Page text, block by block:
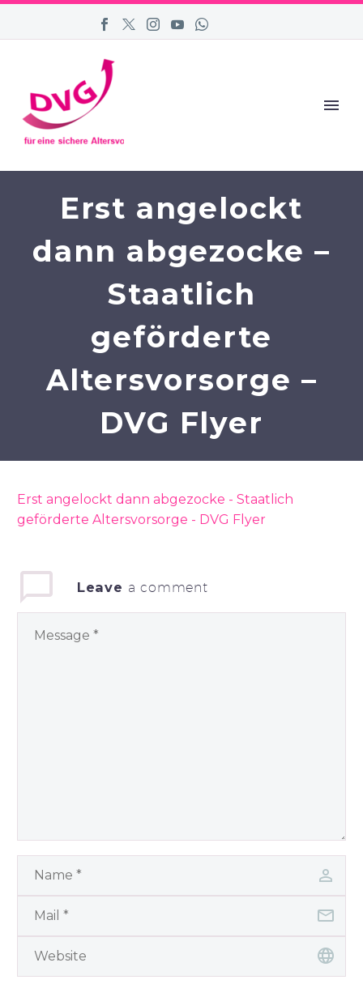
Erst angelockt
dann abgezocke –
Staatlich
geförderte
Altersvorsorge –
DVG Flyer
Erst angelockt dann abgezocke - Staatlich
geförderte Altersvorsorge - DVG Flyer
Leave a comment